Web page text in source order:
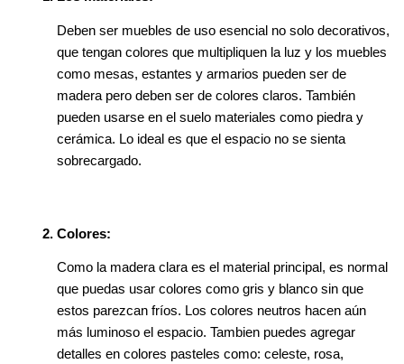
Deben ser muebles de uso esencial no solo decorativos,
que tengan colores que multipliquen la luz y los muebles
como mesas, estantes y armarios pueden ser de
madera pero deben ser de colores claros. También
pueden usarse en el suelo materiales como piedra y
cerámica. Lo ideal es que el espacio no se sienta
sobrecargado.
Colores:
Como la madera clara es el material principal, es normal
que puedas usar colores como gris y blanco sin que
estos parezcan fríos. Los colores neutros hacen aún
más luminoso el espacio. Tambien puedes agregar
detalles en colores pasteles como: celeste, rosa,